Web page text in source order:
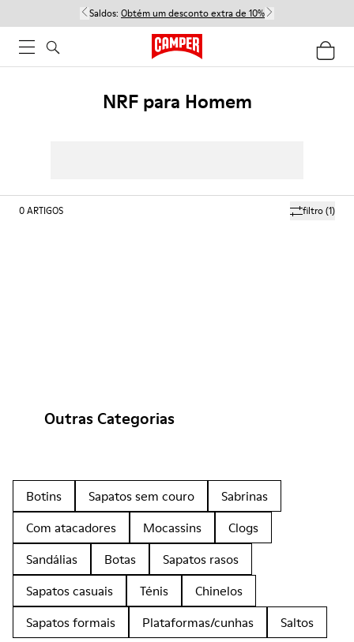
Saldos: Obtém um desconto extra de 10%
NRF para Homem
filtro(1)
0ARTIGOS
Outras Categorias
Botins Sapatos sem couro
Sabrinas
Com atacadores
Mocassins
Clogs
Sandálias
Botas
Sapatos rasos
Sapatos casuais
Ténis
Chinelos
Sapatos formais
Plataformas/cunhas Saltos